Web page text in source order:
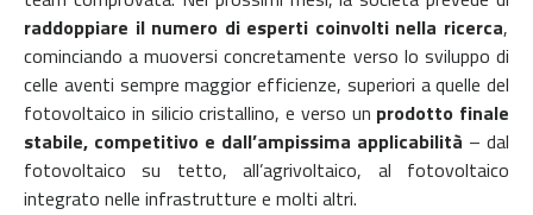
raddoppiare il numero di esperti coinvolti nella ricerca,
cominciando a muoversi concretamente verso lo sviluppo di
celle aventi sempre maggior efficienze, superiori a quelle del
fotovoltaico in silicio cristallino, e verso un prodotto finale
stabile, competitivo e dall’ampissima applicabilità – dal
fotovoltaico su tetto, all’agrivoltaico, al fotovoltaico
integrato nelle infrastrutture e molti altri.